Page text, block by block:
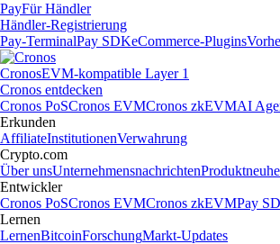
PayFür Händler
Händler-Registrierung
Pay-TerminalPay SDKeCommerce-Plugins
CronosEVM-kompatible Layer 1
Cronos entdecken
Cronos PoSCronos EVMCronos zkEVMAI
Erkunden
AffiliateInstitutionenVerwahrung
Crypto.com
Über unsUnternehmensnachrichten
Entwickler
Cronos PoSCronos EVMCronos zkEVMPay
Lernen
LernenBitcoinForschungMarkt-Updates